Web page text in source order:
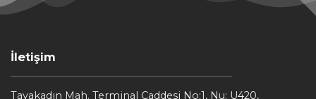
İletişim
Tayakadın Mah. Terminal Caddesi No:1, Nu: U420,